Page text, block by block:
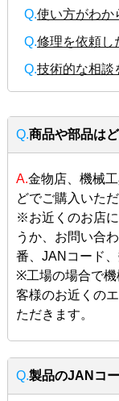
Q.使い方がわか
Q.修理を依頼し
Q.技術的な相談
Q.商品や部品は
A.金物店、機械
どでご購入いただ
※お近くのお店
うか、お問い合
番、JANコード
※工場の場合で機
客様のお近くの
ただきます。
Q.製品のJANコ